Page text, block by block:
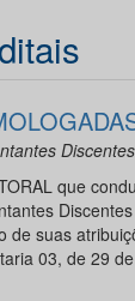
que
de suas
03, de 29